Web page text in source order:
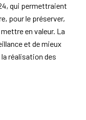
qui permettraient
pour le préserver,
en valeur. La
et de mieux
réalisation des